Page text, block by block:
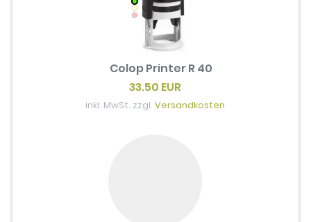
Colop Printer R 40
33.50 EUR
inkl. MwSt. zzgl.Versandkosten